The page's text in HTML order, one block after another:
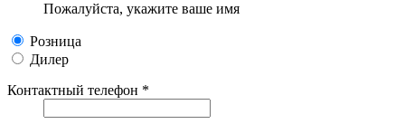
Пожалуйста, укажите ваше имя
Розница
Дилер
Контактный телефон *